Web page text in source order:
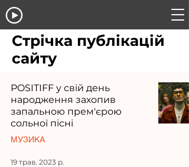
Стрічка публікацій
сайту
POSITIFF у свій день
народження захопив
запальною прем'єрою
сольної пісні
МУЗИКА
19 трав. 2023 р.